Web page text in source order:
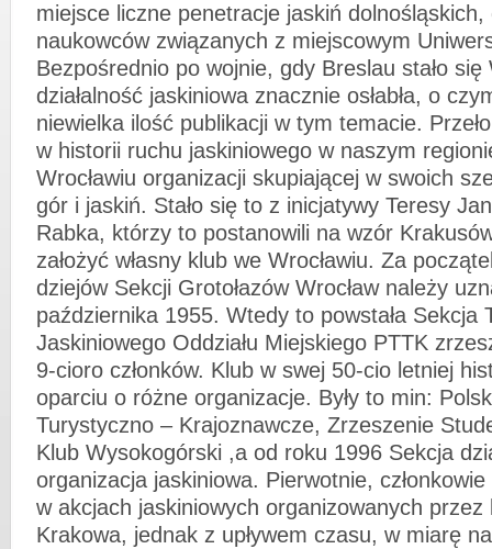
miejsce liczne penetracje jaskiń dolnośląskich,
naukowców związanych z miejscowym
Bezpośrednio po wojnie, gdy Breslau stało się
działalność jaskiniowa znacznie osłabła, o
niewielka ilość publikacji w tym temacie.
w historii ruchu jaskiniowego w naszym
Wrocławiu organizacji skupiającej w swoich
gór i jaskiń. Stało się to z inicjatywy Teresy
Rabka, którzy to postanowili na wzór
założyć własny klub we Wrocławiu. Za
dziejów Sekcji Grotołazów Wrocław należy
października 1955. Wtedy to powstała Sekcja
Jaskiniowego Oddziału Miejskiego PTTK
9-cioro członków. Klub w swej 50-cio letniej
oparciu o różne organizacje. Były to min:
Turystyczno – Krajoznawcze, Zrzeszenie
Klub Wysokogórski ,a od roku 1996 Sekcja
organizacja jaskiniowa. Pierwotnie,
w akcjach jaskiniowych organizowanych
Krakowa, jednak z upływem czasu, w miarę